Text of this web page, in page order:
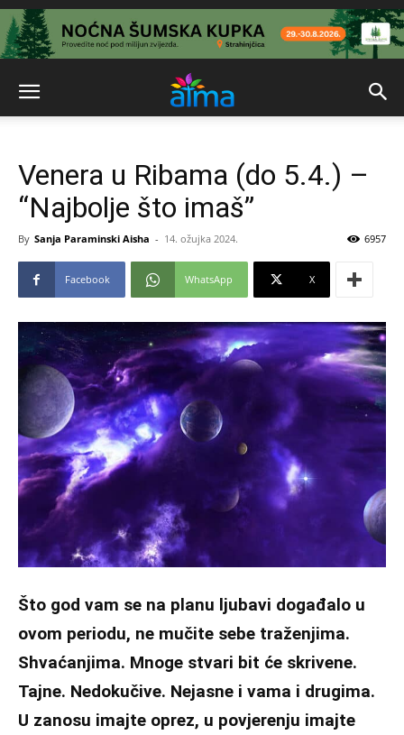
Venera u Ribama (do 5.4.) –
“Najbolje što imaš”
By Sanja Paraminski Aisha - 14. ožujka 2024. 6957
Facebook WhatsApp X
Što god vam se na planu ljubavi događalo u
ovom periodu, ne mučite sebe traženjima.
Shvaćanjima. Mnoge stvari bit će skrivene.
Tajne. Nedokučive. Nejasne i vama i drugima.
U zanosu imajte oprez, u povjerenju imajte